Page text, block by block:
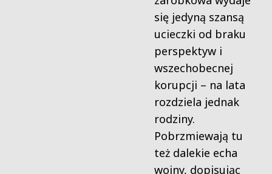
się jedyną szansą
ucieczki od braku
perspektyw i
wszechobecnej
korupcji – na lata
rozdziela jednak
rodziny.
Pobrzmiewają tu
też dalekie echa
wojny, dopisując